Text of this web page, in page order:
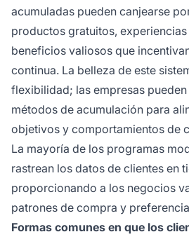
acumuladas pueden canjearse
productos gratuitos,
beneficios valiosos que
continua. La belleza de este
flexibilidad; las empresas
métodos de acumulación para
objetivos y comportamientos de
La mayoría de los programas
rastrean los datos de clientes en
proporcionando a los negocios
patrones de compra y
Formas comunes en que los